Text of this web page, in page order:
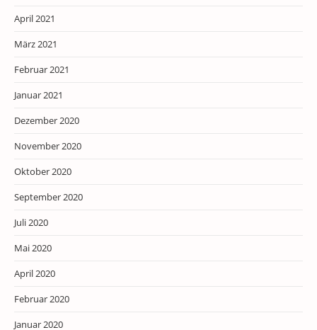
April 2021
März 2021
Februar 2021
Januar 2021
Dezember 2020
November 2020
Oktober 2020
September 2020
Juli 2020
Mai 2020
April 2020
Februar 2020
Januar 2020